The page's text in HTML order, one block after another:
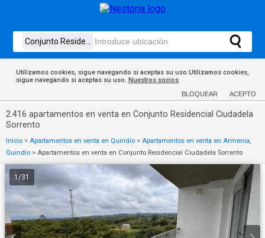
Utilizamos cookies, sigue navegando si aceptas su uso.Utilizamos cookies,
sigue navegando si aceptas su uso. Nuestros socios
BLOQUEAR ACEPTO
2.416 apartamentos en venta en Conjunto Residencial Ciudadela
Sorrento
Inicio > Apartamentos en venta en Quindío > Apartamentos en venta en Armenia,
Quindío > Apartamentos en venta en Conjunto Residencial Ciudadela Sorrento
1 /31